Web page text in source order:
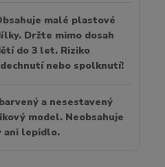
malé plastové
Držte mimo dosah
do 3 let. Riziko
nebo spolknutí!
a nesestavený
model. Neobsahuje
ani lepidlo.